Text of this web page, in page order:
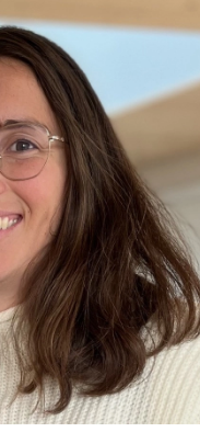
Amandine Burret
rejoint Sainte-Foy-
lès-Lyon